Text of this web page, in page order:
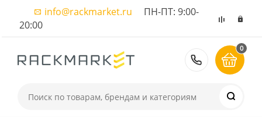
info@rackmarket.ru ПН-ПТ: 9:00-
20:00
8 (495)
0